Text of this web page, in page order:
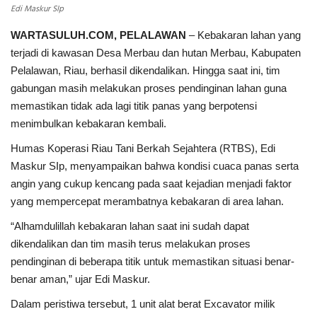
Edi Maskur SIp
WARTASULUH.COM, PELALAWAN – Kebakaran lahan yang
terjadi di kawasan Desa Merbau dan hutan Merbau, Kabupaten
Pelalawan, Riau, berhasil dikendalikan. Hingga saat ini, tim
gabungan masih melakukan proses pendinginan lahan guna
memastikan tidak ada lagi titik panas yang berpotensi
menimbulkan kebakaran kembali.
Humas Koperasi Riau Tani Berkah Sejahtera (RTBS), Edi
Maskur SIp, menyampaikan bahwa kondisi cuaca panas serta
angin yang cukup kencang pada saat kejadian menjadi faktor
yang mempercepat merambatnya kebakaran di area lahan.
“Alhamdulillah kebakaran lahan saat ini sudah dapat
dikendalikan dan tim masih terus melakukan proses
pendinginan di beberapa titik untuk memastikan situasi benar-
benar aman,” ujar Edi Maskur.
Dalam peristiwa tersebut, 1 unit alat berat Excavator milik